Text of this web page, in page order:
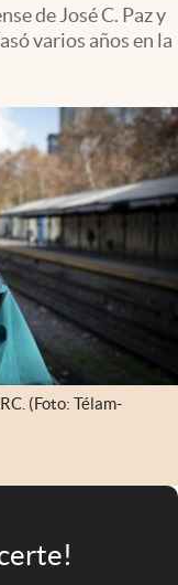
de José C. Paz y
varios años en la
(Foto: Télam-